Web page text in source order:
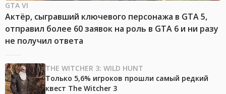
GTA VI
Актёр, сыгравший ключевого персонажа в GTA 5,
отправил более 60 заявок на роль в GTA 6 и ни разу
не получил ответа
THE WITCHER 3: WILD HUNT
Только 5,6% игроков прошли самый редкий
квест The Witcher 3